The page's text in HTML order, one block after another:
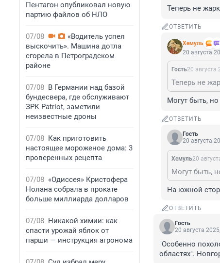
Пентагон опубликовал новую
партию файлов об НЛО
07/08
«Водитель успел
выскочить». Машина дотла
сгорела в Петроградском
районе
07/08 В Германии над базой
бундесвера, где обслуживают
ЗРК Patriot, заметили
неизвестные дроны
07/08 Как приготовить
настоящее мороженое дома: 3
проверенных рецепта
07/08 «Одиссея» Кристофера
Нолана собрала в прокате
больше миллиарда долларов
07/08 Никакой химии: как
спасти урожай яблок от
парши — инструкция агронома
Теперь не
ОТВЕТИТЬ
Xемуль
20 августа
Гость20 августа
Теперь не
Могут быть,
ОТВЕТИТЬ
Гость
20 августа
Xемуль20
Могут быть,
На южной
ОТВЕТИТЬ
Гость
20 августа
"Особенно
областях".